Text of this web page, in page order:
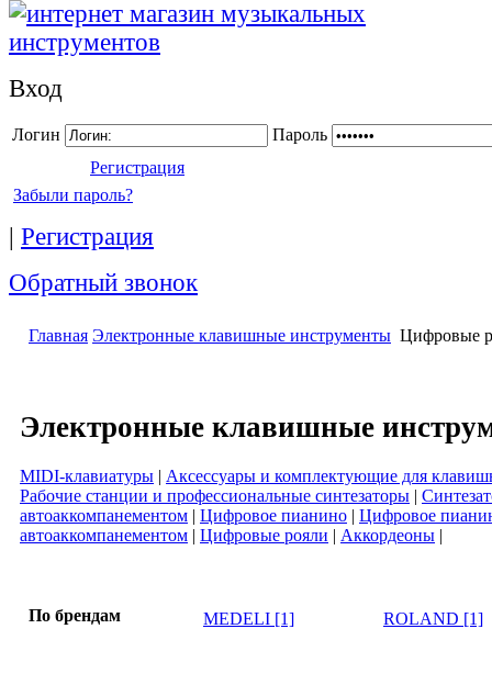
Вход
Логин
Пароль
Регистрация
Забыли пароль?
| Регистрация
Обратный звонок
Главная Электронные клавишные инструменты Цифровые
Электронные клавишные
MIDI-клавиатуры | Аксессуары и комплектующие для
Рабочие станции и профессиональные синтезаторы |
автоаккомпанементом | Цифровое пианино | Цифровое
автоаккомпанементом | Цифровые рояли | Аккордеоны |
По брендам MEDELI [1] ROLAND [1]